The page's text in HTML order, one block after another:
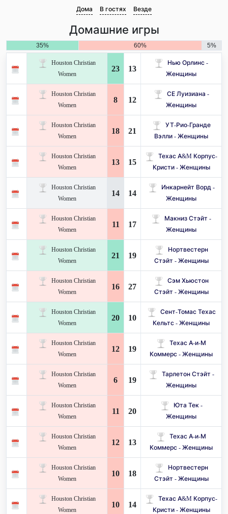
Дома В гостях Везде
Домашние игры
35% 60% 5%
Houston Christian
Women
23 13
Нью Орлинс -
Женщины
Houston Christian
Women
8 12
СЕ Луизиана -
Женщины
Houston Christian
Women
18 21
УТ-Рио-Гранде
Вэлли - Женщины
Houston Christian
Women
13 15
Техас A&M Корпус-
Кристи - Женщины
Houston Christian
Women
14 14
Инкарнейт Ворд -
Женщины
Houston Christian
Women
11 17
Макниз Стэйт -
Женщины
Houston Christian
Women
21 19
Нортвестерн
Стэйт - Женщины
Houston Christian
Women
16 27
Сэм Хьюстон
Стэйт - Женщины
Houston Christian
Women
20 10
Сент-Томас Техас
Кельтс - Женщины
Houston Christian
Women
12 19
Техас А-и-М
Коммерс - Женщины
Houston Christian
Women
6 19
Тарлетон Стэйт -
Женщины
Houston Christian
Women
11 20
Юта Тек -
Женщины
Houston Christian
Women
12 13
Техас А-и-М
Коммерс - Женщины
Houston Christian
Women
10 18
Нортвестерн
Стэйт - Женщины
Houston Christian
Women
10 14
Техас A&M Корпус-
Кристи - Женщины